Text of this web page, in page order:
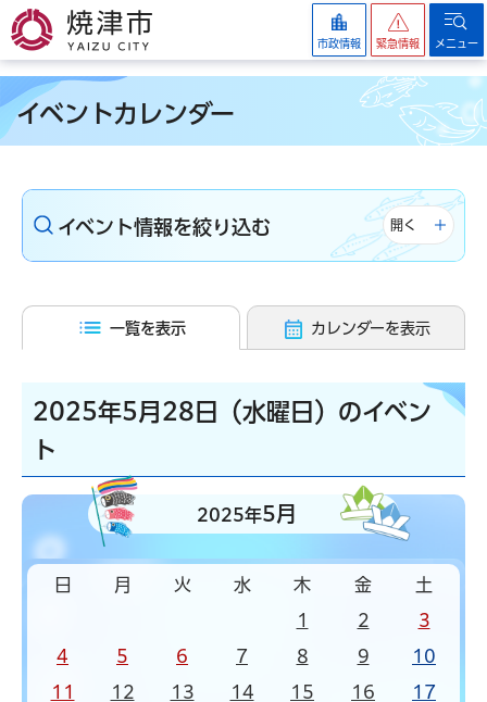
焼津市
市政情報 緊急情報 メニュー
イベントカレンダー
イベント情報を絞り込む 開く
一覧を表示 カレンダーを表示
2025年5月28日（水曜日）のイベン
ト
2025年5月
日 月 火 水 木 金 土
1 2 3
4 5 6 7 8 9 10
11 12 13 14 15 16 17